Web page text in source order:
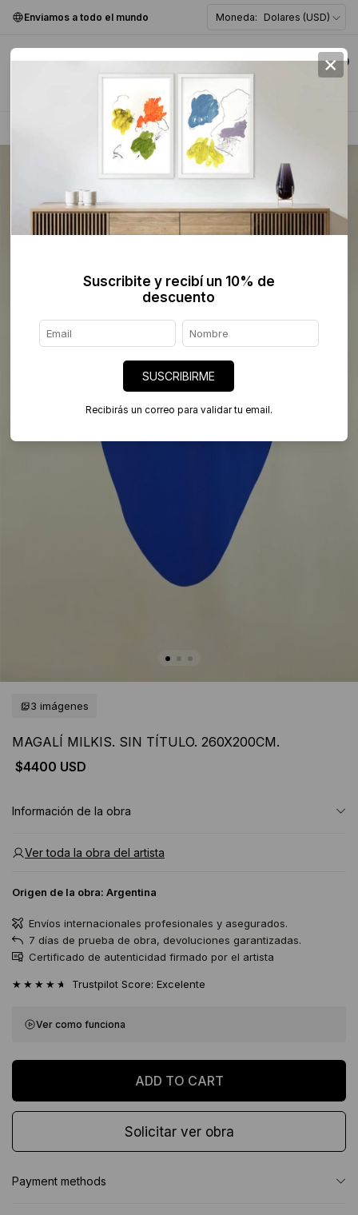
Enviamos a todo el mundo Moneda: Dolares (USD)
0
Abstracta >
3 imágenes
MAGALÍ MILKIS. SIN TÍTULO. 260X200CM.
$4400 USD
Información de la obra
Ver toda la obra del artista
Origen de la obra: Argentina
Envíos internacionales profesionales y asegurados.
7 días de prueba de obra, devoluciones garantizadas.
Certificado de autenticidad firmado por el artista
★★★★★ Trustpilot Score: Excelente
Ver como funciona
Solicitar ver obra
Payment methods
×
Suscribite y recibí un 10% de
descuento
SUSCRIBIRME
Recibirás un correo para validar tu email.